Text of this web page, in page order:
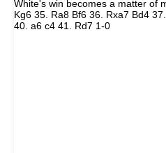
White's win becomes a matter of
Kg6 35. Ra8 Bf6 36. Rxa7 Bd4
40. a6 c4 41. Rd7 1-0